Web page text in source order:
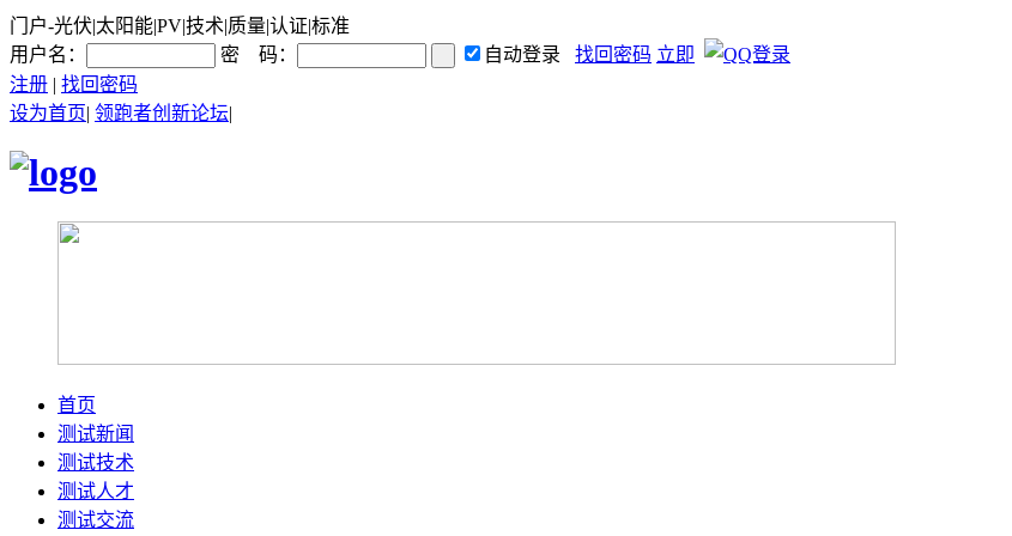
门户-光伏|太阳能|PV|技术|质量|认证|标准
用户名：
密 码： 自动登录 找回密码 立即
注册 | 找回密码
设为首页| 领跑者创新论坛|
首页
测试新闻
测试技术
测试人才
测试交流